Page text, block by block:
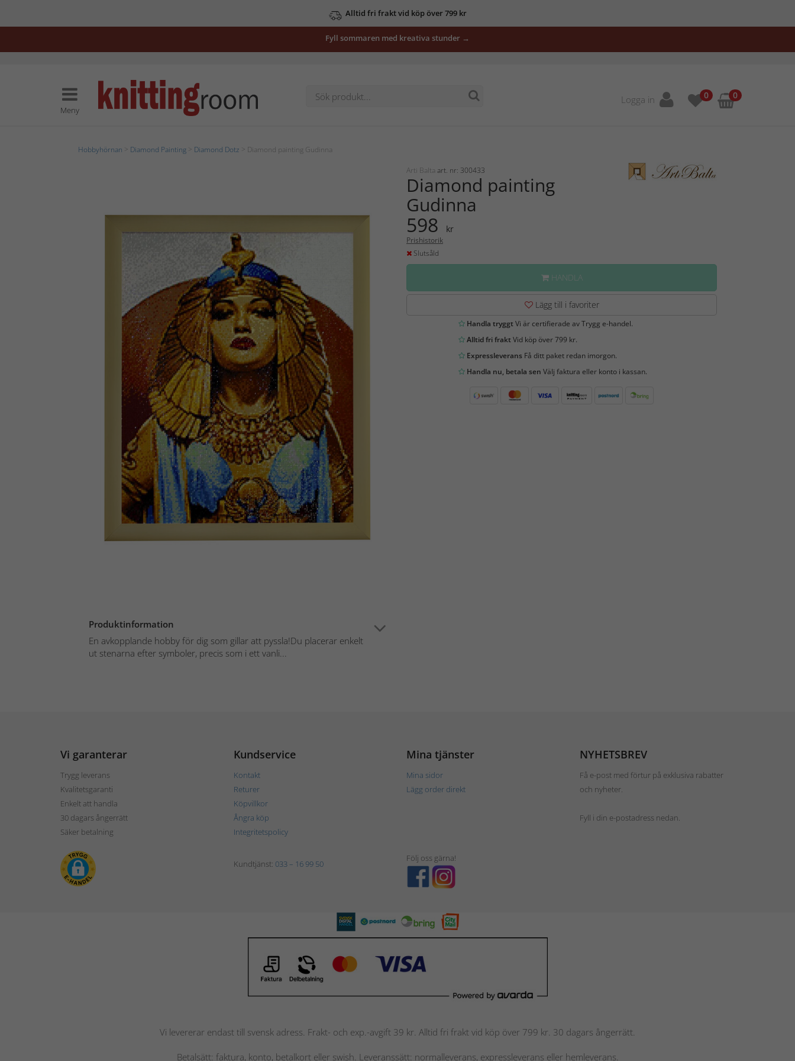
Alltid fri frakt vid köp över 799 kr
Fyll sommaren med kreativa stunder →
Meny
Logga in 0 0
Hobbyhörnan Diamond Painting Diamond Dotz > Diamond painting Gudinna
Produktinformation
En avkopplande hobby för dig som gillar att pyssla!Du placerar enkelt
ut stenarna efter symboler, precis som i ett vanli...
Arti Balta art. nr: 300433
Diamond painting
Gudinna
598 kr
Prishistorik
Slutsåld
HANDLA
Lägg till i favoriter
Handla tryggtVi är certifierade av Trygg e-handel.
Alltid fri fraktVid köp över 799 kr.
ExpressleveransFå ditt paket redan imorgon.
Handla nu, betala sen Välj faktura eller konto i kassan.
Vi garanterar
Trygg leverans
Kvalitetsgaranti
Enkelt att handla
30 dagars ångerrätt
Säker betalning
Kundservice
Kontakt
Returer
Köpvillkor
Ångra köp
Integritetspolicy
Mina tjänster
Mina sidor
Lägg order direkt
NYHETSBREV
Få e-post med förtur på exklusiva rabatter
och nyheter.
Fyll i din e-postadress nedan.
Kundtjänst: 033 – 16 99 50
Följ oss gärna!
Vi levererar endast till svensk adress. Frakt- och exp.-avgift 39 kr. Alltid fri frakt vid köp över 799 kr. 30 dagars ångerrätt.
Betalsätt: faktura, konto, betalkort eller swish. Leveranssätt: normalleverans, expressleverans eller hemleverans.